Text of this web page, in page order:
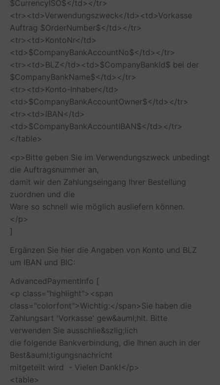
$CurrencyISO$</td></tr>
<tr><td>Verwendungszweck</td><td>Vorkasse
Auftrag $OrderNumber$</td></tr>
<tr><td>KontoNr</td>
<td>$CompanyBankAccountNo$</td></tr>
<tr><td>BLZ</td><td>$CompanyBankId$ bei der
$CompanyBankName$</td></tr>
<tr><td>Konto-Inhaber</td>
<td>$CompanyBankAccountOwner$</td></tr>
<tr><td>IBAN</td>
<td>$CompanyBankAccountIBAN$</td></tr>
</table>
<p>Bitte geben Sie im Verwendungszweck unbedingt
die Auftragsnummer an,
damit wir den Zahlungseingang Ihrer Bestellung
zuordnen und die
Ware so schnell wie möglich ausliefern können.
</p>
]
Ergänzen Sie hier die Angaben von Konto und BLZ
um IBAN und BIC:
AdvancedPaymentInfo [
<p class="highlight"><span
class="colorfont">Wichtig:</span>Sie haben die
Zahlungsart 'Vorkasse' gew&auml;hlt. Bitte
verwenden Sie ausschlie&szlig;lich
die folgende Bankverbindung, die Ihnen auch in der
Best&auml;tigungsnachricht
mitgeteilt wird - Vielen Dank!</p>
<table>